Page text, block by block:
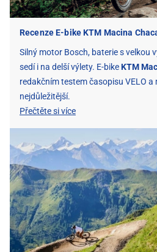
Recenze E-bike KTM Macina
Silný motor Bosch, baterie s velkou
sedí i na delší výlety. E-bikeKTM
redakčním testem časopisu VELO a
nejdůležitější.
Přečtěte si více